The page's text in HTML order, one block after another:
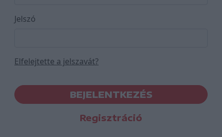
Jelszó
Elfelejtette a jelszavát?
BEJELENTKEZÉS
Regisztráció